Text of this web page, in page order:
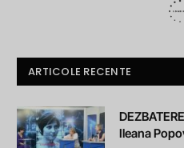
ARTICOLE RECENTE
Ileana